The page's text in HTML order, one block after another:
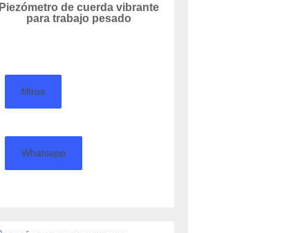
Piezómetro de cuerda vibrante
para trabajo pesado
filtros
Whatsapp